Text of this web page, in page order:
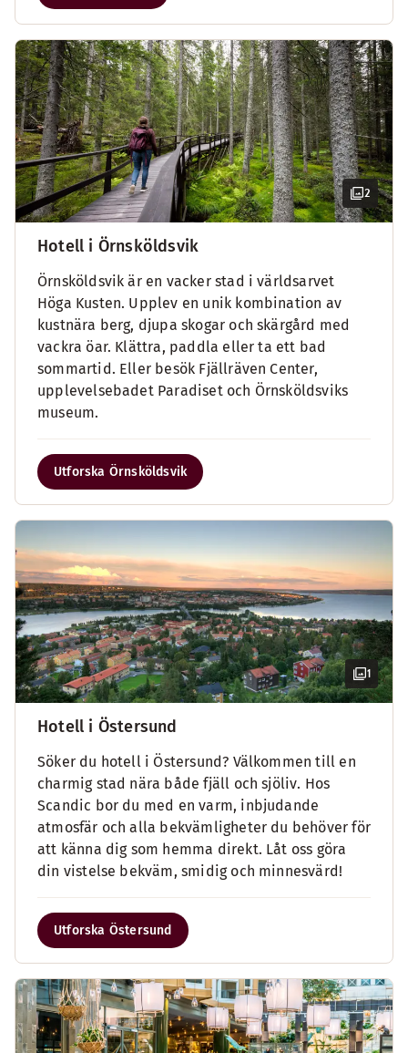
2
Hotell i Örnsköldsvik
Örnsköldsvik är en vacker stad i världsarvet
Höga Kusten. Upplev en unik kombination av
kustnära berg, djupa skogar och skärgård med
vackra öar. Klättra, paddla eller ta ett bad
sommartid. Eller besök Fjällräven Center,
upplevelsebadet Paradiset och Örnsköldsviks
museum.
Utforska Örnsköldsvik
1
Hotell i Östersund
Söker du hotell i Östersund? Välkommen till en
charmig stad nära både fjäll och sjöliv. Hos
Scandic bor du med en varm, inbjudande
atmosfär och alla bekvämligheter du behöver för
att känna dig som hemma direkt. Låt oss göra
din vistelse bekväm, smidig och minnesvärd!
Utforska Östersund